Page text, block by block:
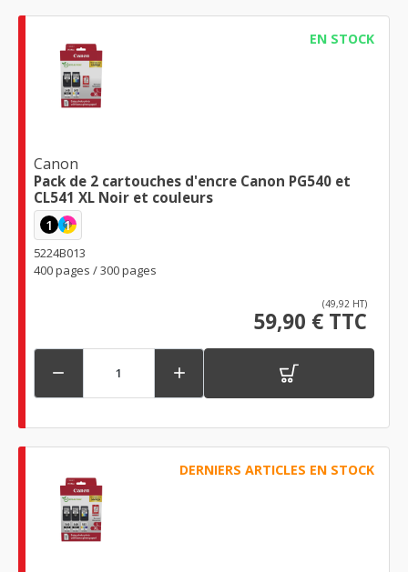
EN STOCK
Canon
Pack de 2 cartouches d'encre Canon PG540 et
CL541 XL Noir et couleurs
1 1
5224B013
400 pages / 300 pages
(49,92 HT)
59,90 € TTC
 
DERNIERS ARTICLES EN STOCK